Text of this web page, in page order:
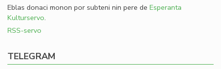
Eblas donaci monon por subteni nin pere de Esperanta
Kulturservo.
RSS-servo
TELEGRAM